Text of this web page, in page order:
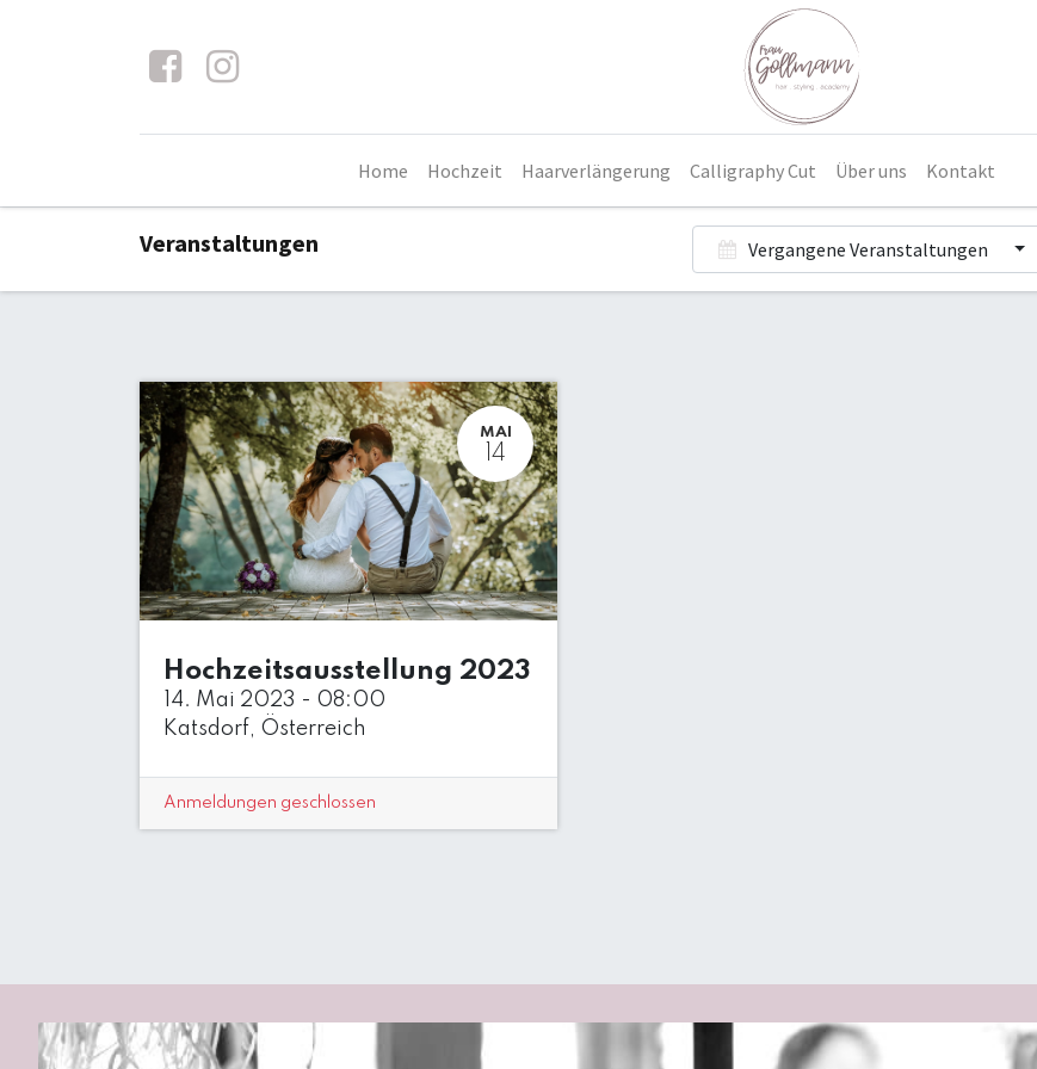
Home Hochzeit Haarverlängerung Calligraphy Cut Über uns Kontakt
Veranstaltungen Vergangene Veranstaltungen
MAI
14
Hochzeitsausstellung 2023
14. Mai 2023 - 08:00
Katsdorf, Österreich
Anmeldungen geschlossen